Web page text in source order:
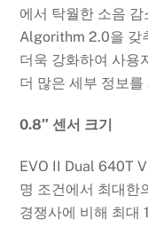
에서 탁월한 소음
Algorithm 2.0을 갖
더욱 강화하여 사용
더 많은 세부 정보를
0.8″ 센서 크기
EVO II Dual 640T
명 조건에서 최대한
경쟁사에 비해 최대